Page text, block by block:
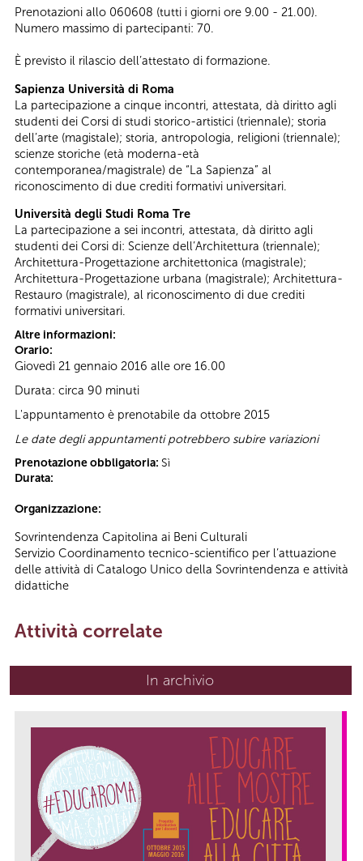
Prenotazioni allo 060608 (tutti i giorni ore 9.00 - 21.00).
Numero massimo di partecipanti: 70.
È previsto il rilascio dell’attestato di formazione.
Sapienza Università di Roma
La partecipazione a cinque incontri, attestata, dà diritto agli
studenti dei Corsi di studi storico-artistici (triennale); storia
dell’arte (magistale); storia, antropologia, religioni (triennale);
scienze storiche (età moderna-età
contemporanea/magistrale) de “La Sapienza” al
riconoscimento di due crediti formativi universitari.
Università degli Studi Roma Tre
La partecipazione a sei incontri, attestata, dà diritto agli
studenti dei Corsi di: Scienze dell’Architettura (triennale);
Architettura-Progettazione architettonica (magistrale);
Architettura-Progettazione urbana (magistrale); Architettura-
Restauro (magistrale), al riconoscimento di due crediti
formativi universitari.
Altre informazioni:
Orario:
Giovedì 21 gennaio 2016 alle ore 16.00
Durata: circa 90 minuti
L'appuntamento è prenotabile da ottobre 2015
Le date degli appuntamenti potrebbero subire variazioni
Prenotazione obbligatoria: Sì
Durata:
Organizzazione:
Sovrintendenza Capitolina ai Beni Culturali
Servizio Coordinamento tecnico-scientifico per l’attuazione
delle attività di Catalogo Unico della Sovrintendenza e attività
didattiche
Attività correlate
In archivio